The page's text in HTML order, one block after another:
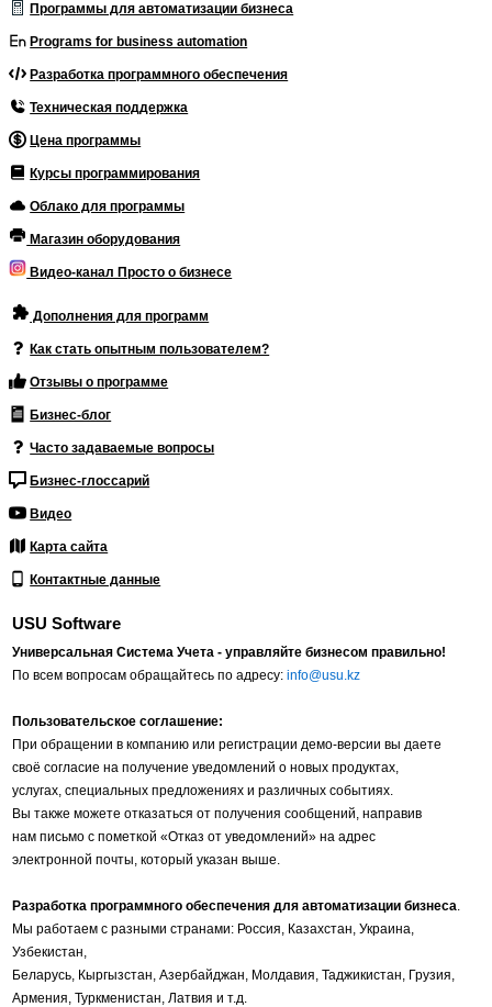
Программы для автоматизации бизнеса
Programs for business automation
Разработка программного обеспечения
Техническая поддержка
Цена программы
Курсы программирования
Облако для программы
Магазин оборудования
Видео-канал Просто о бизнесе
Дополнения для программ
Как стать опытным пользователем?
Отзывы о программе
Бизнес-блог
Часто задаваемые вопросы
Бизнес-глоссарий
Видео
Карта сайта
Контактные данные
USU Software
Универсальная Система Учета - управляйте бизнесом правильно!
По всем вопросам обращайтесь по адресу:info@usu.kz
Пользовательское соглашение:
При обращении в компанию или регистрации демо-версии вы даете
своё согласие на получение уведомлений о новых продуктах,
услугах, специальных предложениях и различных событиях.
Вы также можете отказаться от получения сообщений, направив
нам письмо с пометкой «Отказ от уведомлений» на адрес
электронной почты, который указан выше.
Разработка программного обеспечения для автоматизации бизнеса.
Мы работаем с разными странами: Россия, Казахстан, Украина,
Узбекистан,
Беларусь, Кыргызстан, Азербайджан, Молдавия, Таджикистан, Грузия,
Армения, Туркменистан, Латвия и т.д.